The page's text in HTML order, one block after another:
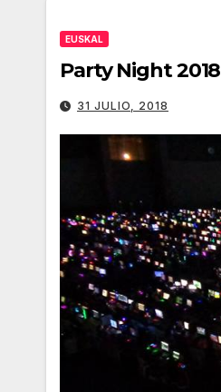
EUSKAL
Party Night 2018
31 JULIO, 2018